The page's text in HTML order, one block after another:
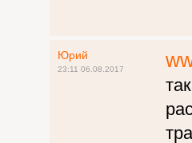
Юрий
23:11 06.08.2017